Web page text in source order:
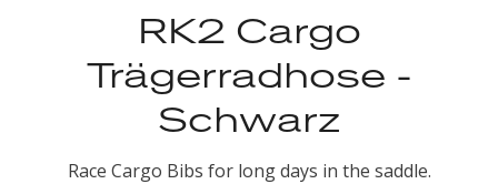
RK2 Cargo
Trägerradhose -
Schwarz
Race Cargo Bibs for long days in the saddle.